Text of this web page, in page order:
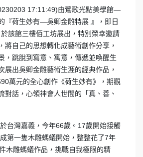
17:11:49)由鶯歌光點美學館—
『荷生妙有—吳卿金雕特展 』，即日
該館三樓佰工坊展出，特別榮幸邀請
自己的思想轉化成藝術創作分享，
，跳脫到寫意、寓意，傳遞並喚醒生
展出吳卿金雕藝術生涯的經典作品，
萬元的全心創作《荷生妙有》，期觀
對話，心領神會人世間的「真、善、
台灣嘉義，今年66歲。17歲開始接觸
第一隻木雕螞蟻開始，整整花了7年
木雕螞蟻作品，挑戰自我極限的精